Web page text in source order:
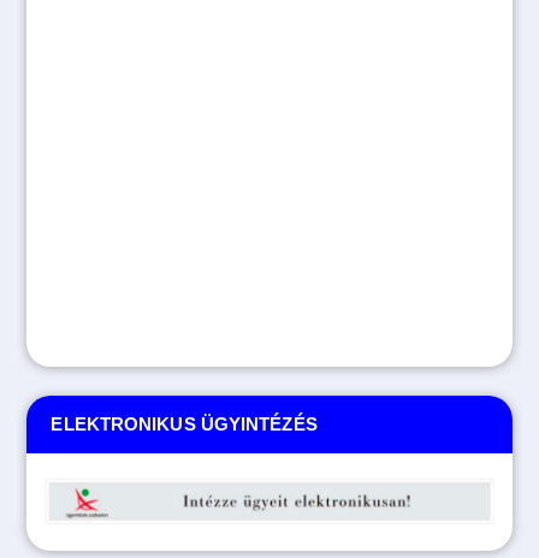
ELEKTRONIKUS ÜGYINTÉZÉS